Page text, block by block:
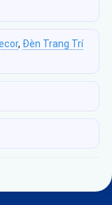
, Đèn Trang Trí